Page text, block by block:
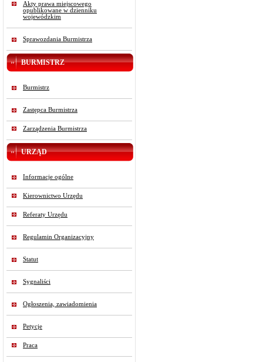
Akty prawa miejscowego
opublikowane w dzienniku
wojewódzkim
Sprawozdania Burmistrza
BURMISTRZ
Burmistrz
Zastępca Burmistrza
Zarządzenia Burmistrza
URZĄD
Informacje ogólne
Kierownictwo Urzędu
Referaty Urzędu
Regulamin Organizacyjny
Statut
Sygnaliści
Ogłoszenia, zawiadomienia
Petycje
Praca